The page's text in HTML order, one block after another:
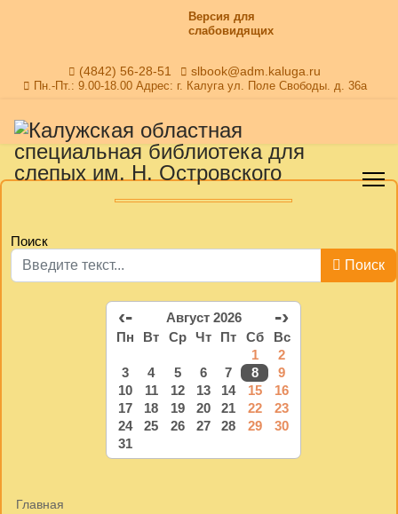
Версия для
слабовидящих
(4842) 56-28-51 slbook@adm.kaluga.ru
Пн.-Пт.: 9.00-18.00 Адрес: г. Калуга ул. Поле Свободы. д. 36а
Поиск
Поиск
‹- Август 2026 -›
Пн Вт Ср Чт Пт Сб
Вс
1
2
3
4 5 6 7 8
9
10
11 12 13 14 15
16
17
18 19 20 21 22
23
24
25 26 27 28 29
30
31
Главная